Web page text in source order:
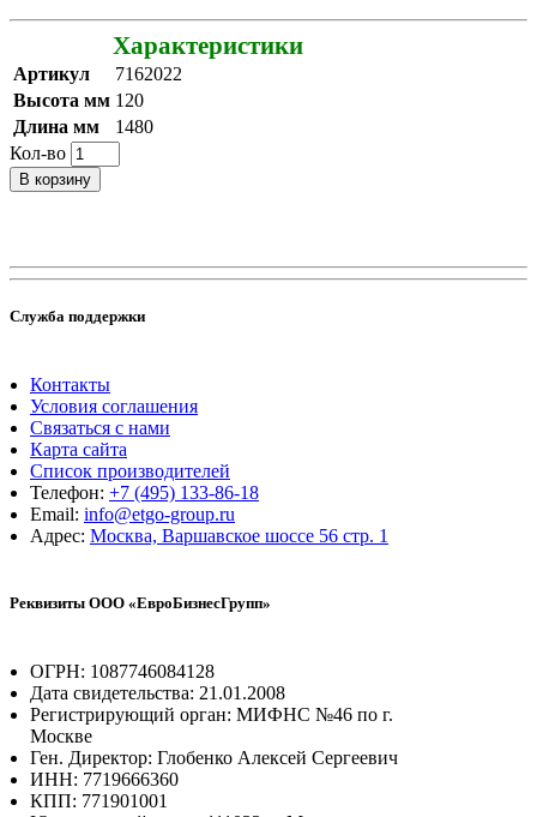
Характеристики
Артикул
7162022
Высота мм 120
Длина мм
1480
Кол-во
В корзину
Служба поддержки
Контакты
Условия соглашения
Связаться с нами
Карта сайта
Список производителей
Телефон: +7 (495) 133-86-18
Email: info@etgo-group.ru
Адрес: Москва, Варшавское шоссе 56 стр. 1
Реквизиты ООО «ЕвроБизнесГрупп»
ОГРН: 1087746084128
Дата свидетельства: 21.01.2008
Регистрирующий орган: МИФНС №46 по г.
Москве
Ген. Директор: Глобенко Алексей Сергеевич
ИНН: 7719666360
КПП: 771901001